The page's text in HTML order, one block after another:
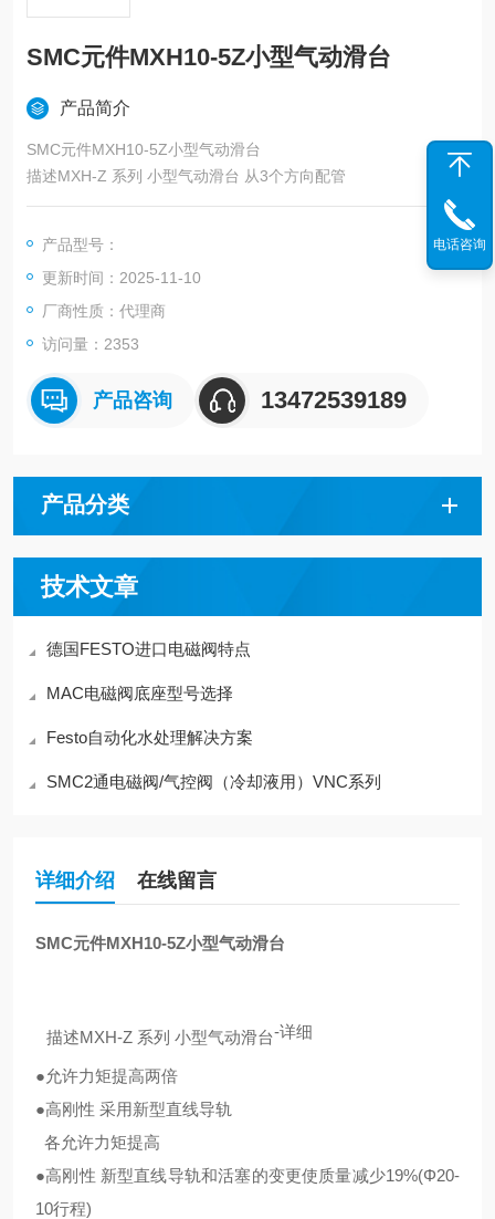
SMC元件MXH10-5Z小型气动滑台
产品简介
SMC元件MXH10-5Z小型气动滑台
描述MXH-Z 系列 小型气动滑台 从3个方向配管
产品型号：
更新时间：2025-11-10
厂商性质：代理商
访问量：2353
产品咨询 13472539189
产品分类
技术文章
德国FESTO进口电磁阀特点
MAC电磁阀底座型号选择
Festo自动化水处理解决方案
SMC2通电磁阀/气控阀（冷却液用）VNC系列
详细介绍 在线留言
SMC元件MXH10-5Z小型气动滑台
描述MXH-Z 系列 小型气动滑台-详细
●允许力矩提高两倍
●高刚性 采用新型直线导轨
各允许力矩提高
●高刚性 新型直线导轨和活塞的变更使质量减少19%(Φ20-
10行程)
电话咨询